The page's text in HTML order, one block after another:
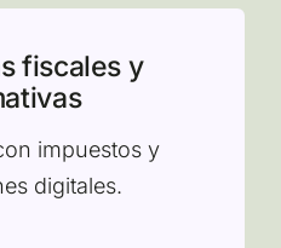
fiscales y
impuestos y
digitales.